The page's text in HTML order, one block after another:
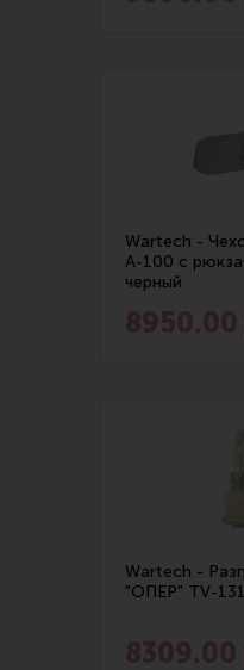
Wartech -
А-100 с
черный
Wartech -
"ОПЕР" TV-